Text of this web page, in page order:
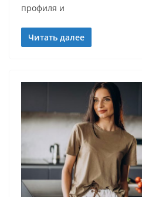
профиля и
Читать далее